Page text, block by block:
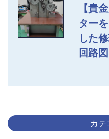
【貴
ター
した
回路
カテ